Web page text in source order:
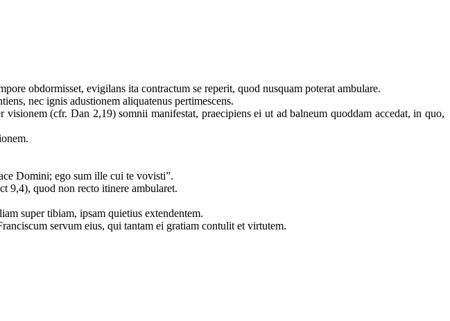
obdormisset, evigilans ita contractum se reperit, quod nusquam poterat ambulare.
nec ignis adustionem aliquatenus pertimescens.
(cfr. Dan 2,19) somnii manifestat, praecipiens ei ut ad balneum quoddam accedat, in quo,
Domini; ego sum ille cui te vovisti”.
9,4), quod non recto itinere ambularet.
super tibiam, ipsam quietius extendentem.
servum eius, qui tantam ei gratiam contulit et virtutem.